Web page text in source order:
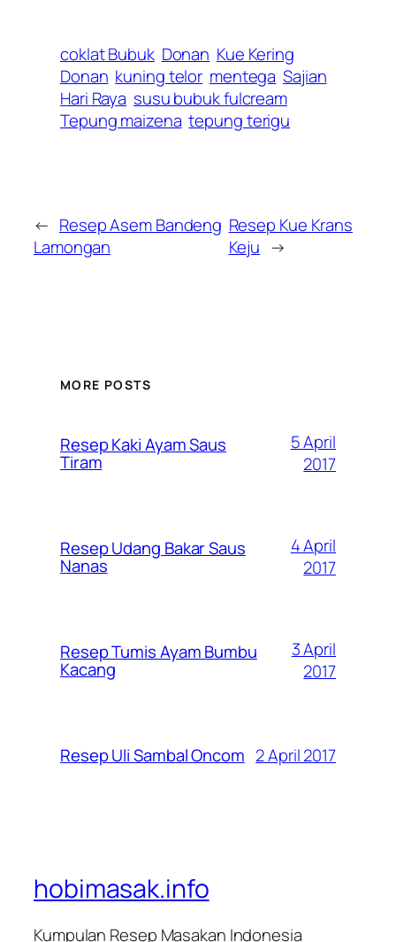
coklat Bubuk Donan Kue Kering
Donan kuning telor mentega Sajian
Hari Raya susu bubuk fulcream
Tepung maizena tepung terigu
← Resep Asem Bandeng
Lamongan
Resep Kue Krans
Keju →
MORE POSTS
Resep Kaki Ayam Saus
Tiram
5 April
2017
Resep Udang Bakar Saus
Nanas
4 April
2017
Resep Tumis Ayam Bumbu
Kacang
3 April
2017
Resep Uli Sambal Oncom 2 April 2017
hobimasak.info
Kumpulan Resep Masakan Indonesia